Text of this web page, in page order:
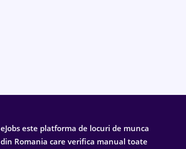
eJobs este platforma de locuri de munca
din Romania care verifica manual toate